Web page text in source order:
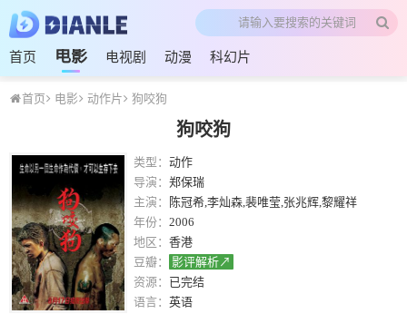
首页 电影 电视剧 动漫 科幻片
首页 电影 动作片 狗咬狗
狗咬狗
类型： 动作
导演： 郑保瑞
主演：
陈冠希,李灿森,裴唯莹,张兆辉,黎耀祥
年份： 2006
地区： 香港
豆瓣：
影评解析↗
资源： 已完结
语言： 英语